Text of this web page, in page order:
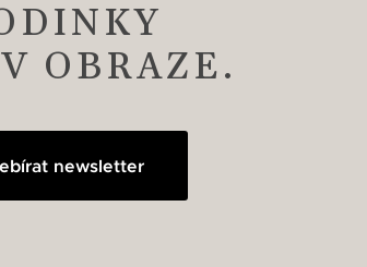
OBRAZE.
newsletter